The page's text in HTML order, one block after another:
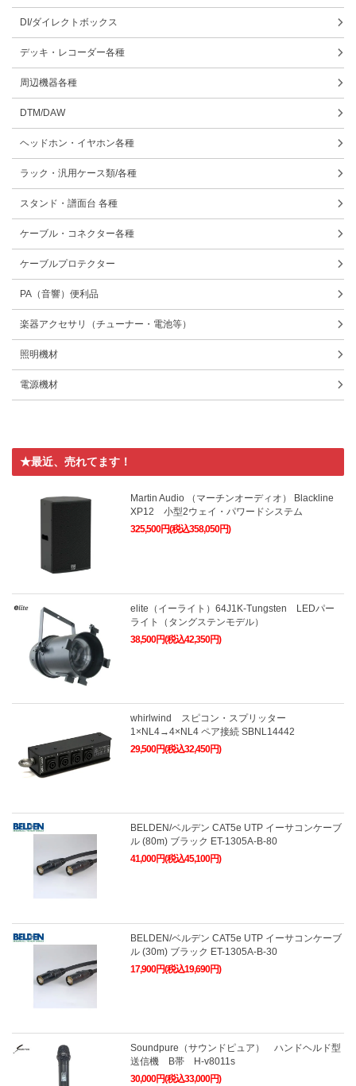
DI/ダイレクトボックス
デッキ・レコーダー各種
周辺機器各種
DTM/DAW
ヘッドホン・イヤホン各種
ラック・汎用ケース類/各種
スタンド・譜面台 各種
ケーブル・コネクター各種
ケーブルプロテクター
PA（音響）便利品
楽器アクセサリ（チューナー・電池等）
照明機材
電源機材
★最近、売れてます！
Martin Audio （マーチンオーディオ） Blackline
XP12 小型2ウェイ・パワードシステム
325,500円(税込358,050円)
elite（イーライト）64J1K-Tungsten LEDパー
ライト（タングステンモデル）
38,500円(税込42,350円)
whirlwind スピコン・スプリッター
1×NL4→4×NL4 ペア接続 SBNL14442
29,500円(税込32,450円)
BELDEN/ベルデン CAT5e UTP イーサコンケーブ
ル (80m) ブラック ET-1305A-B-80
41,000円(税込45,100円)
BELDEN/ベルデン CAT5e UTP イーサコンケーブ
ル (30m) ブラック ET-1305A-B-30
17,900円(税込19,690円)
Soundpure（サウンドピュア） ハンドヘルド型
送信機 B帯 H-v8011s
30,000円(税込33,000円)